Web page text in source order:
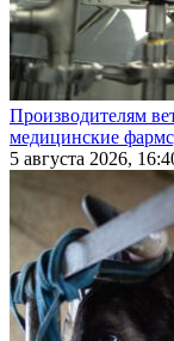
Производителям
медицинские
5 августа 2026,